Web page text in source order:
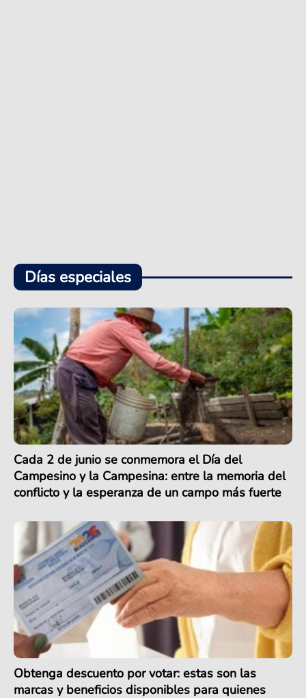
Días especiales
Cada 2 de junio se conmemora el Día del
Campesino y la Campesina: entre la memoria del
conflicto y la esperanza de un campo más fuerte
Obtenga descuento por votar: estas son las
marcas y beneficios disponibles para quienes